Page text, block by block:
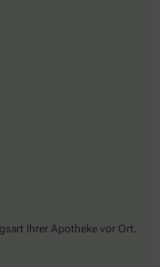
Ihrer Apotheke vor Ort.